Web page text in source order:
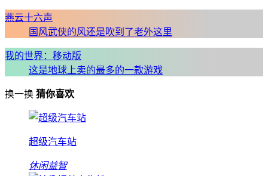
燕云十六声
国风武侠的风还是吹到了老外这里
我的世界：移动版
这是地球上卖的最多的一款游戏
换一换 猜你喜欢
超级汽车站
休闲益智